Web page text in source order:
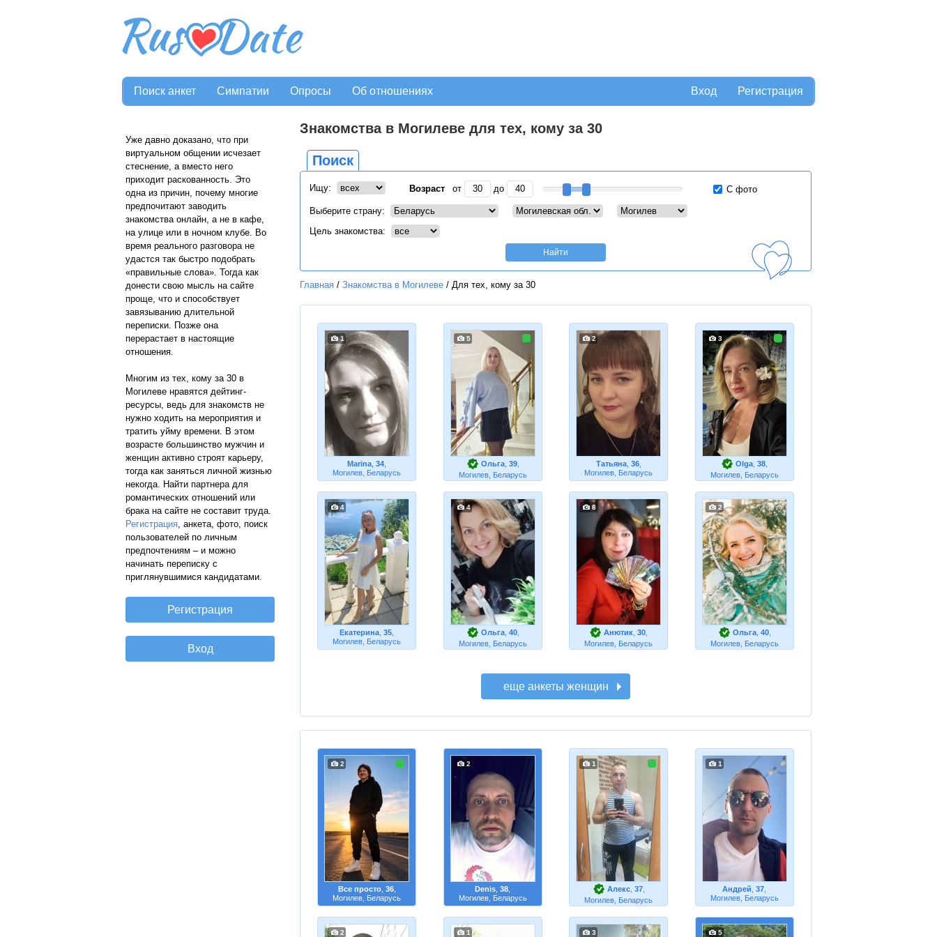
Поиск анкет Симпатии Опросы Об отношениях Регистрация
Вход
Уже давно доказано, что при
виртуальном общении исчезает
стеснение, а вместо него
приходит раскованность. Это
одна из причин, почему многие
предпочитают заводить
знакомства онлайн, а не в кафе,
на улице или в ночном клубе. Во
время реального разговора не
удастся так быстро подобрать
«правильные слова». Тогда как
донести свою мысль на сайте
проще, что и способствует
завязыванию длительной
переписки. Позже она
перерастает в настоящие
отношения.
Многим из тех, кому за 30 в
Могилеве нравятся дейтинг-
ресурсы, ведь для знакомств не
нужно ходить на мероприятия и
тратить уйму времени. В этом
возрасте большинство мужчин и
женщин активно строят карьеру,
тогда как заняться личной жизнью
некогда. Найти партнера для
романтических отношений или
брака на сайте не составит труда.
Регистрация, анкета, фото, поиск
пользователей по личным
предпочтениям – и можно
начинать переписку с
приглянувшимися кандидатами.
Знакомства в Могилеве для тех, кому за 30
Поиск
Ищу: Возраст от до С фото
Выберите страну:
Цель знакомства:
Главная / Знакомства в Могилеве / Для тех, кому за 30
1
Marina ,34
Могилев, Беларусь
5
Ольга, 39,
Могилев, Беларусь
2
Татьяна, 36,
Могилев, Беларусь
3
Olga ,38
Могилев, Беларусь
4
Екатерина ,35
Могилев, Беларусь
4
Ольга, 40,
Могилев, Беларусь
8
Анютик ,30
Могилев, Беларусь
2
Ольга, 40,
Могилев, Беларусь
2
Все просто, 36,
Могилев, Беларусь
2
Denis ,38
Могилев, Беларусь
1
Алекс, 37,
Могилев, Беларусь
1
Андрей ,37
Могилев, Беларусь
2 1 3 5